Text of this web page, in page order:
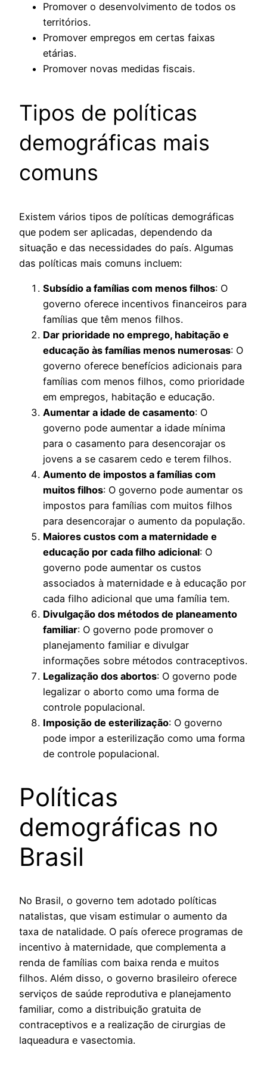
Promover o desenvolvimento de todos os
territórios.
Promover empregos em certas faixas
etárias.
Promover novas medidas fiscais.
Tipos de políticas
demográficas mais
comuns
Existem vários tipos de políticas demográficas
que podem ser aplicadas, dependendo da
situação e das necessidades do país. Algumas
das políticas mais comuns incluem:
Subsídio a famílias com menos filhos: O
governo oferece incentivos financeiros para
famílias que têm menos filhos.
Dar prioridade no emprego, habitação e
educação às famílias menos numerosas: O
governo oferece benefícios adicionais para
famílias com menos filhos, como prioridade
em empregos, habitação e educação.
Aumentar a idade de casamento: O
governo pode aumentar a idade mínima
para o casamento para desencorajar os
jovens a se casarem cedo e terem filhos.
Aumento de impostos a famílias com
muitos filhos: O governo pode aumentar os
impostos para famílias com muitos filhos
para desencorajar o aumento da população.
Maiores custos com a maternidade e
educação por cada filho adicional: O
governo pode aumentar os custos
associados à maternidade e à educação por
cada filho adicional que uma família tem.
Divulgação dos métodos de planeamento
familiar: O governo pode promover o
planejamento familiar e divulgar
informações sobre métodos contraceptivos.
Legalização dos abortos: O governo pode
legalizar o aborto como uma forma de
controle populacional.
Imposição de esterilização: O governo
pode impor a esterilização como uma forma
de controle populacional.
Políticas
demográficas no
Brasil
No Brasil, o governo tem adotado políticas
natalistas, que visam estimular o aumento da
taxa de natalidade. O país oferece programas de
incentivo à maternidade, que complementa a
renda de famílias com baixa renda e muitos
filhos. Além disso, o governo brasileiro oferece
serviços de saúde reprodutiva e planejamento
familiar, como a distribuição gratuita de
contraceptivos e a realização de cirurgias de
laqueadura e vasectomia.